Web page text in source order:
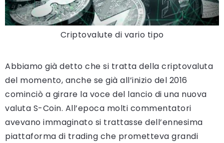
Criptovalute di vario tipo
Abbiamo già detto che si tratta della criptovaluta
del momento, anche se già all’inizio del 2016
cominciò a girare la voce del lancio di una nuova
valuta S-Coin. All’epoca molti commentatori
avevano immaginato si trattasse dell’ennesima
piattaforma di trading che prometteva grandi